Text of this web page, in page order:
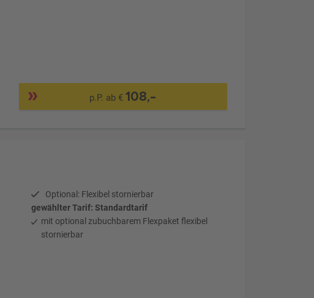
p.P. ab €108,-
Optional: Flexibel stornierbar
gewählter Tarif: Standardtarif
mit optional zubuchbarem Flexpaket flexibel
stornierbar